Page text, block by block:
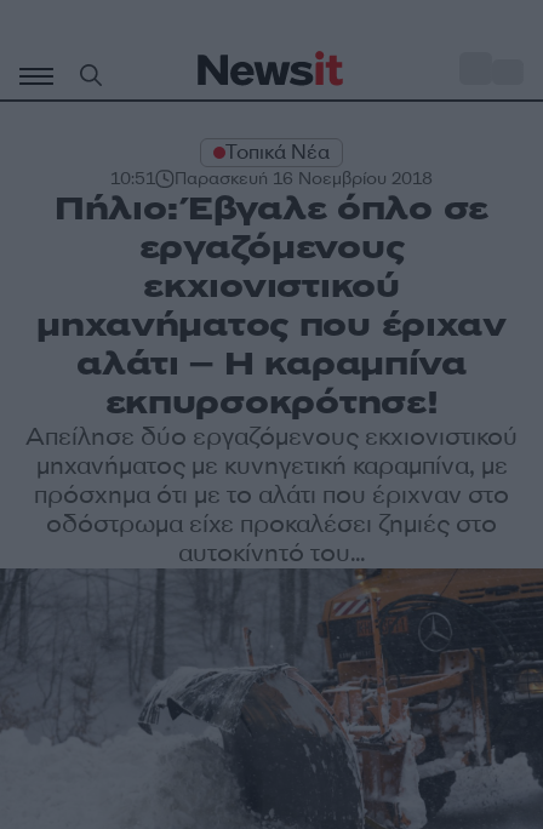
περιεχόμενο
Τοπικά Νέα
10:51 Παρασκευή 16 Νοεμβρίου 2018
Πήλιο: Έβγαλε όπλο σε
εργαζόμενους
εκχιονιστικού
μηχανήματος που έριχαν
αλάτι – Η καραμπίνα
εκπυρσοκρότησε!
Απείλησε δύο εργαζόμενους εκχιονιστικού
μηχανήματος με κυνηγετική καραμπίνα, με
πρόσχημα ότι με το αλάτι που έριχναν στο
οδόστρωμα είχε προκαλέσει ζημιές στο
αυτοκίνητό του...